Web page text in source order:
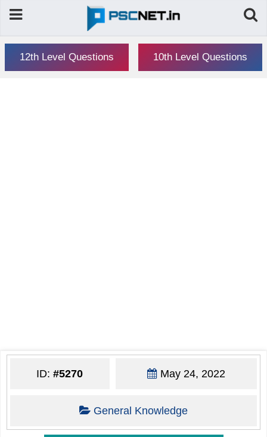
12th Level Questions 10th Level Questions
ID:#5270 May 24, 2022
General Knowledge